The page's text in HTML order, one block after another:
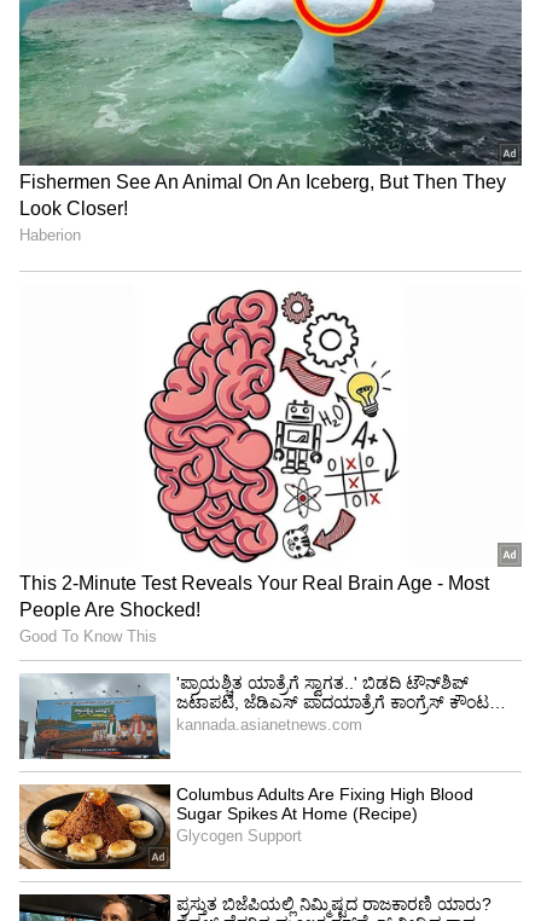
4
6
Image Credit :
ಲವ್‌ ಮ್ಯಾರೇಜೋ, ಅರೇಂಜೋ
ಲವ್‌ ಮ್ಯಾರೇಜೋ, ಅರೇಂಜೋ ಎಂದು ಕೇಳಿದ ಪ್ರಶ್ನೆಗೆ
ಹಾಸ್ಯಮಯವಾಗಿ ಉತ್ತರಿಸಿದ ಕಿರಣ್‌ ರಾಜ್‌. ಒಂದು
ವಯಸ್ಸಿನವರೆಗೆ ಮನೆಯವರು ಹುಡುಗಿ ನೋಡ್ತೇನೆ ಅಂದ್ರು
ನಾನು ಬೇಡ ಎಂದೆ. ಈಗ ಅಪ್ಪ-ಅಮ್ಮ ಕೈಎತ್ತುಬಿಟ್ಟಿದ್ದಾರೆ.
ಆದ್ದರಿಂದ ಸದ್ಯ ಇರೋ ಆಪ್ಷನ್‌ ಲವ್‌ ಮ್ಯಾರೇಜ್‌ ಮಾತ್ರ
5
6
Image Credit :Instagram
ನಿಜ ಜೀವನದಲ್ಲಿಯೂ ಕರ್ಣನೇ
ಅಷ್ಟಕ್ಕೂ ಕಿರಣ್​ ರಾಜ್​ ಅವರು ನಿಜ ಜೀವನದಲ್ಲಿಯೂ